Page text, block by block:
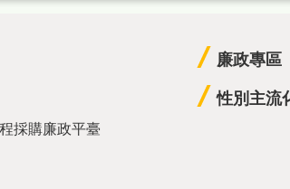
採購廉政平臺
廉政專區
性別主流